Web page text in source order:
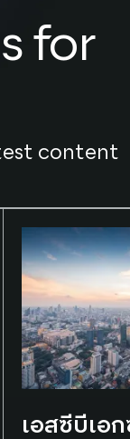
for
content
SCBX
เอสซีบีเอ